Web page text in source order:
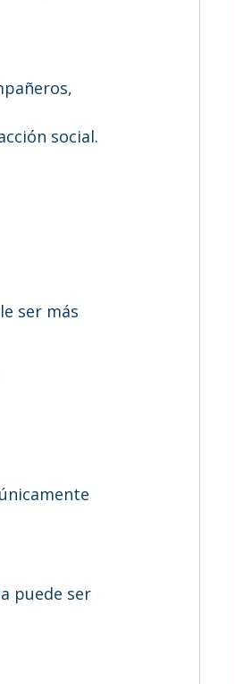
social.
ser más
puede ser